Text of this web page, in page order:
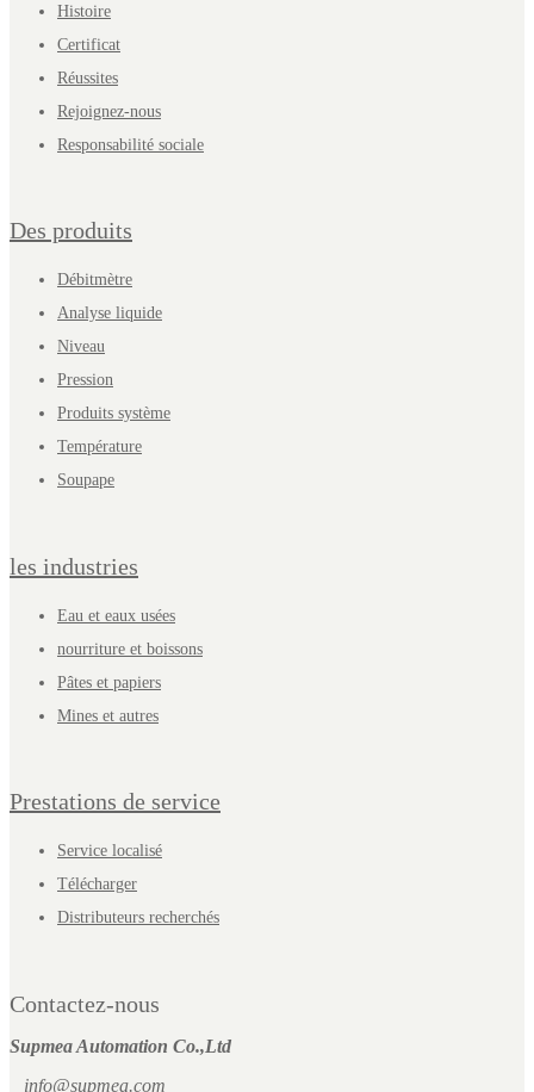
Histoire
Certificat
Réussites
Rejoignez-nous
Responsabilité sociale
Des produits
Débitmètre
Analyse liquide
Niveau
Pression
Produits système
Température
Soupape
les industries
Eau et eaux usées
nourriture et boissons
Pâtes et papiers
Mines et autres
Prestations de service
Service localisé
Télécharger
Distributeurs recherchés
Contactez-nous
Supmea Automation Co.,Ltd
info@supmea.com